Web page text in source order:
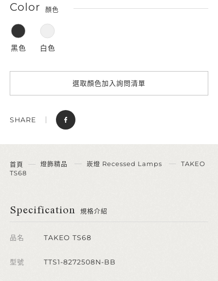
Color 顏色
黑色 白色
選取顏色加入詢問清單
SHARE
首頁 燈飾精品 崁燈 Recessed Lamps
TAKEO
TS68
Specification 規格介紹
品名 TAKEO TS68
型號 TTS1-8272508N-BB